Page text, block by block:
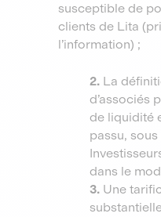
susceptible de
clients de Lita
l’information) ;
2. La
d’associés
de liquidité
passu,
dans le
3. Une